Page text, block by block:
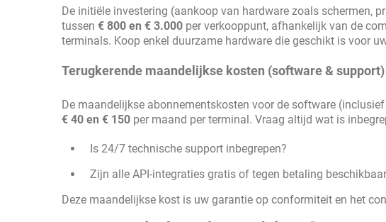
De initiële investering (aankoop van hardware zoals schermen,
tussen € 800 en € 3.000 per verkooppunt, afhankelijk van de
terminals. Koop enkel duurzame hardware die geschikt is voor
Terugkerende maandelijkse kosten (software & support)
De maandelijkse abonnementskosten voor de software
€ 40 en € 150 per maand per terminal. Vraag altijd wat is
Is 24/7 technische support inbegrepen?
Zijn alle API-integraties gratis of tegen betaling
Deze maandelijkse kost is uw garantie op conformiteit en het